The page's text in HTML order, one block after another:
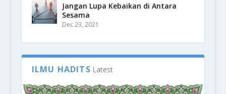
Jangan Lupa Kebaikan di Antara
Sesama
Dec 23, 2021
ILMU HADITS Latest